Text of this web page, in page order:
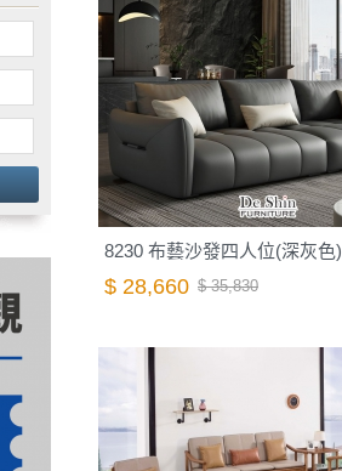
8230 布藝沙發四人位(深灰色)
$ 28,660 $ 35,830